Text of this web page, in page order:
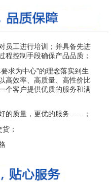
员工进行培训；并具备先进
程控制手段确保产品品质；
求为中心”的理念落实到生
高效率、高质量、高性价比
个客户提供优质的服务和满
的质量，更优的服务……；
；